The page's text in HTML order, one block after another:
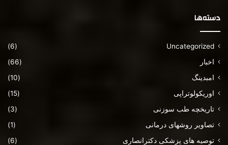
دسته‌ها
Uncategorized
(6)
اخبار
(66)
امبدینگ
(10)
اوریکولوتراپی
(15)
تاریخچه طب سوزنی
(3)
تصاویر روشهای درمانی
(1)
توصیه های پزشکی دکترانصاری
(6)